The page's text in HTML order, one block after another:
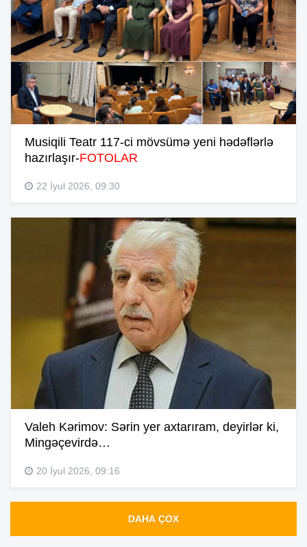
Musiqili Teatr 117-ci mövsümə yeni hədəflərlə
hazırlaşır-FOTOLAR
22 İyul 2026, 09:30
Valeh Kərimov: Sərin yer axtarıram, deyirlər ki,
Mingəçevirdə…
20 İyul 2026, 09:16
DAHA ÇOX